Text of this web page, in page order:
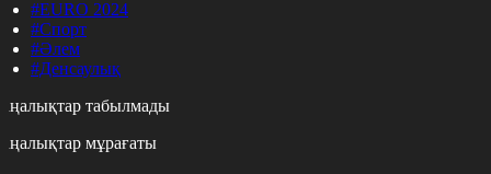
#EURO 2024
#Спорт
#Әлем
#Денсаулық
табылмады
мұрағаты